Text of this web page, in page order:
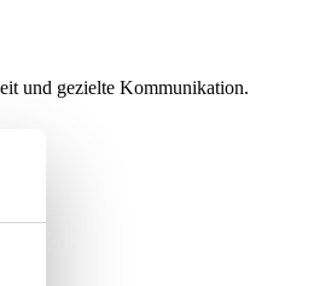
und gezielte Kommunikation.